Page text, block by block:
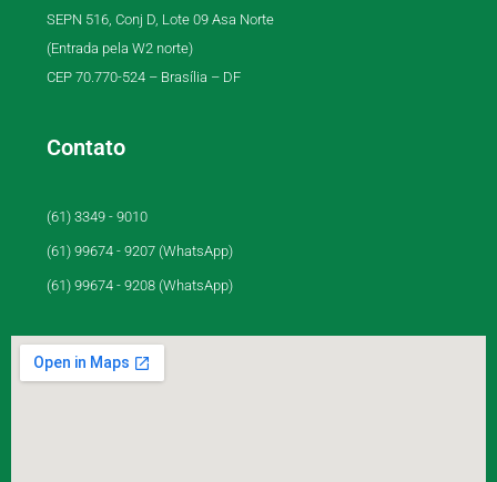
SEPN 516, Conj D, Lote 09 Asa Norte
(Entrada pela W2 norte)
CEP 70.770-524 – Brasília – DF
Contato
(61) 3349 - 9010
(61) 99674 - 9207 (WhatsApp)
(61) 99674 - 9208 (WhatsApp)